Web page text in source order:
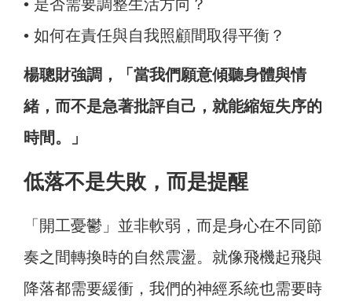
• 是否需要調整生活方向？
• 如何在責任與自我照顧間取得平衡？
楊聰財強調，「當我們願意傾聽身體與情
緒，而不是急著批評自己，就能縮短失序的
時間。」
低落不是失敗，而是提醒
「開工憂鬱」並非軟弱，而是身心在不同節
奏之間轉換時的自然震盪。就像飛機起飛與
降落都需要緩衝，我們的神經系統也需要時